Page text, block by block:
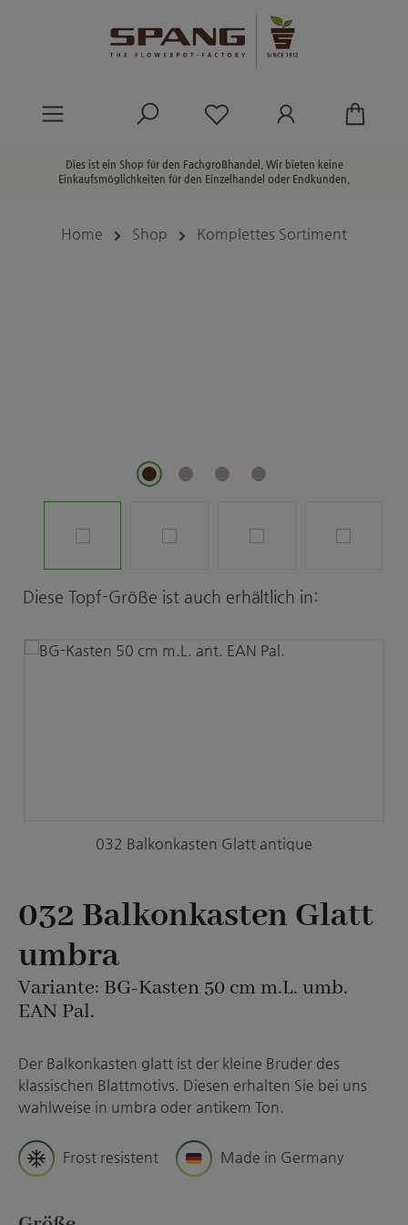
Du hast 0 Produkte
Dies ist ein Shop für den Fachgroßhandel. Wir bieten keine
Einkaufsmöglichkeiten für den Einzelhandel oder Endkunden.
Home Shop Komplettes Sortiment
Produktgalerie überspringen
Diese Topf-Größe ist auch erhältlich in:
032 Balkonkasten Glatt antique
032 Balkonkasten Glatt
umbra
Variante: BG-Kasten 50 cm m.L. umb.
EAN Pal.
Der Balkonkasten glatt ist der kleine Bruder des
klassischen Blattmotivs. Diesen erhalten Sie bei uns
wahlweise in umbra oder antikem Ton.
Frost resistent Made in Germany